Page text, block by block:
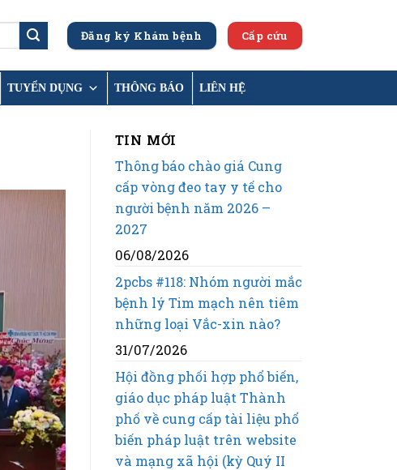
Đăng ký Khám bệnh Cấp cứu
TUYỂN DỤNG THÔNG BÁO LIÊN HỆ
TIN MỚI
Thông báo chào giá Cung
cấp vòng đeo tay y tế cho
người bệnh năm 2026 –
2027
06/08/2026
2pcbs #118: Nhóm người mắc
bệnh lý Tim mạch nên tiêm
những loại Vắc-xin nào?
31/07/2026
Hội đồng phối hợp phổ biến,
giáo dục pháp luật Thành
phố về cung cấp tài liệu phổ
biến pháp luật trên website
và mạng xã hội (kỳ Quý II